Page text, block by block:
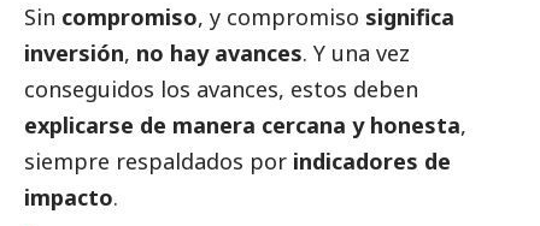
Sin compromiso, y compromiso significa
inversión, no hay avances. Y una vez
conseguidos los avances, estos deben
explicarse de manera cercana y honesta,
siempre respaldados por indicadores de
impacto.